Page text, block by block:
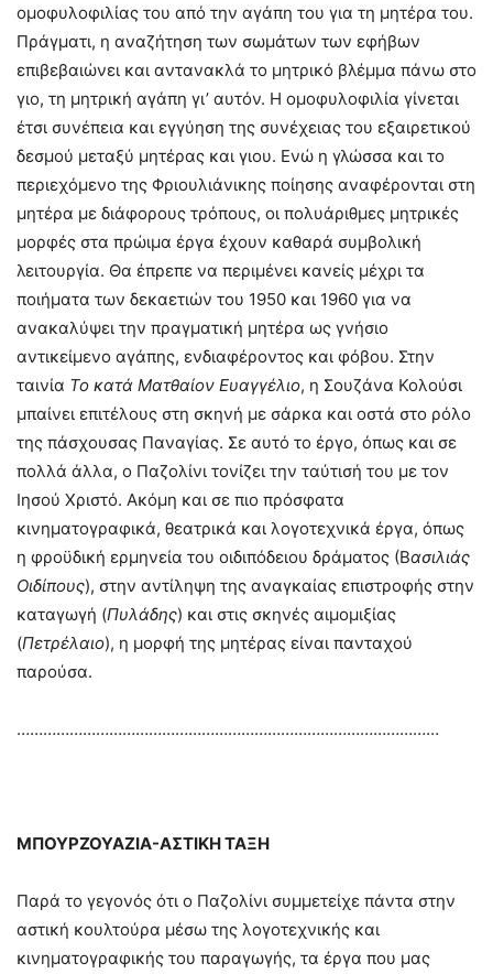
ομοφυλοφιλίας του από την αγάπη του για τη μητέρα του.
Πράγματι, η αναζήτηση των σωμάτων των εφήβων
επιβεβαιώνει και αντανακλά το μητρικό βλέμμα πάνω στο
γιο, τη μητρική αγάπη γι’ αυτόν. Η ομοφυλοφιλία γίνεται
έτσι συνέπεια και εγγύηση της συνέχειας του εξαιρετικού
δεσμού μεταξύ μητέρας και γιου. Ενώ η γλώσσα και το
περιεχόμενο της Φριουλιάνικης ποίησης αναφέρονται στη
μητέρα με διάφορους τρόπους, οι πολυάριθμες μητρικές
μορφές στα πρώιμα έργα έχουν καθαρά συμβολική
λειτουργία. Θα έπρεπε να περιμένει κανείς μέχρι τα
ποιήματα των δεκαετιών του 1950 και 1960 για να
ανακαλύψει την πραγματική μητέρα ως γνήσιο
αντικείμενο αγάπης, ενδιαφέροντος και φόβου. Στην
ταινία Το κατά Ματθαίον Ευαγγέλιο, η Σουζάνα Κολούσι
μπαίνει επιτέλους στη σκηνή με σάρκα και οστά στο ρόλο
της πάσχουσας Παναγίας. Σε αυτό το έργο, όπως και σε
πολλά άλλα, ο Παζολίνι τονίζει την ταύτισή του με τον
Ιησού Χριστό. Ακόμη και σε πιο πρόσφατα
κινηματογραφικά, θεατρικά και λογοτεχνικά έργα, όπως
η φροϋδική ερμηνεία του οιδιπόδειου δράματος (Βασιλιάς
Οιδίπους), στην αντίληψη της αναγκαίας επιστροφής στην
καταγωγή (Πυλάδης) και στις σκηνές αιμομιξίας
(Πετρέλαιο), η μορφή της μητέρας είναι πανταχού
παρούσα.
……………………………………………………………………………………
ΜΠΟΥΡΖΟΥΑΖΙΑ-ΑΣΤΙΚΗ ΤΑΞΗ
Παρά το γεγονός ότι ο Παζολίνι συμμετείχε πάντα στην
αστική κουλτούρα μέσω της λογοτεχνικής και
κινηματογραφικής του παραγωγής, τα έργα που μας